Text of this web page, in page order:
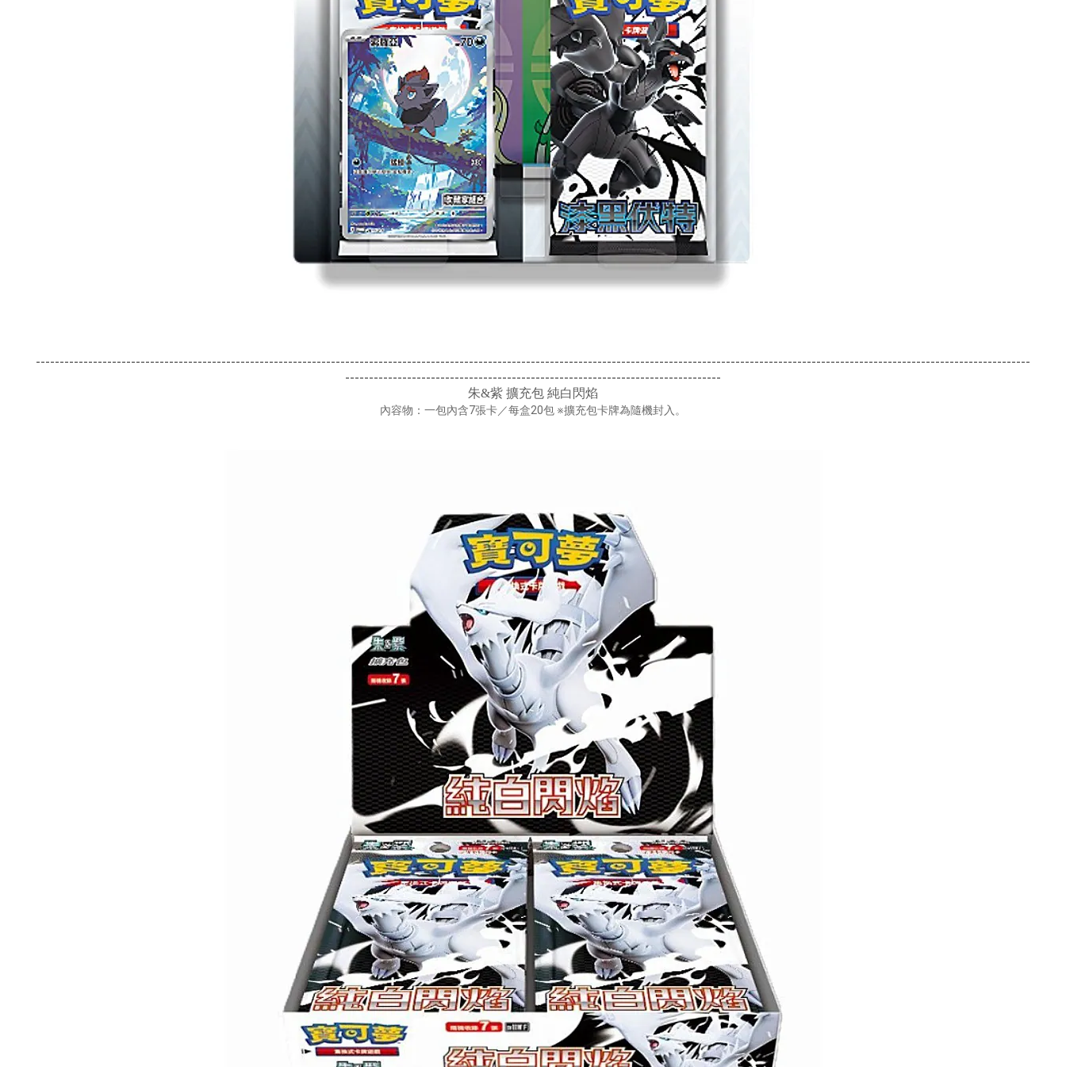
-----------------------------------------------------------------------------------------------------------------------------------------------------------------------------------------------------------------
-------------------------------------------------------------------------------
朱&紫 擴充包 純白閃焰
內容物：一包內含7張卡／每盒20包 ※擴充包卡牌為隨機封入。